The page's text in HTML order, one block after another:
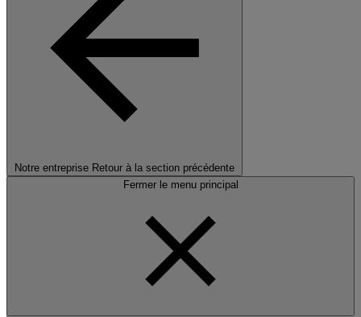
Notre entreprise Retour à la section précédente
Fermer le menu principal